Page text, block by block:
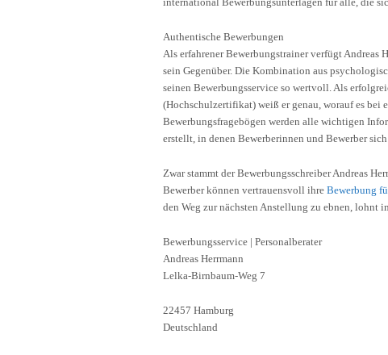
Authentische Bewerbungen
Als erfahrener Bewerbungstrainer verfügt Andreas
sein Gegenüber. Die Kombination aus
seinen Bewerbungsservice so wertvoll. Als
(Hochschulzertifikat) weiß er genau, worauf es
Bewerbungsfragebögen werden alle wichtigen
erstellt, in denen Bewerberinnen und Bewerber
Zwar stammt der Bewerbungsschreiber Andreas
Bewerber können vertrauensvoll ihre Bewerbung
den Weg zur nächsten Anstellung zu ebnen, lohnt
Bewerbungsservice | Personalberater
Andreas Herrmann
Lelka-Birnbaum-Weg 7
22457 Hamburg
Deutschland